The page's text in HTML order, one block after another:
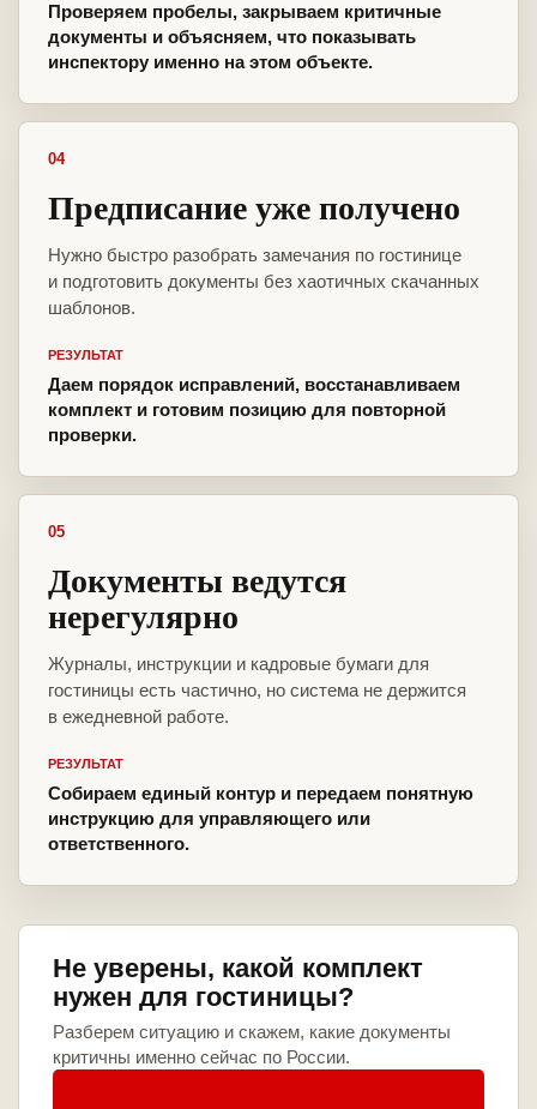
Проверяем пробелы, закрываем критичные
документы и объясняем, что показывать
инспектору именно на этом объекте.
04
Предписание уже получено
Нужно быстро разобрать замечания по гостинице
и подготовить документы без хаотичных скачанных
шаблонов.
РЕЗУЛЬТАТ
Даем порядок исправлений, восстанавливаем
комплект и готовим позицию для повторной
проверки.
05
Документы ведутся
нерегулярно
Журналы, инструкции и кадровые бумаги для
гостиницы есть частично, но система не держится
в ежедневной работе.
РЕЗУЛЬТАТ
Собираем единый контур и передаем понятную
инструкцию для управляющего или
ответственного.
Не уверены, какой комплект
нужен для гостиницы?
Разберем ситуацию и скажем, какие документы
критичны именно сейчас по России.